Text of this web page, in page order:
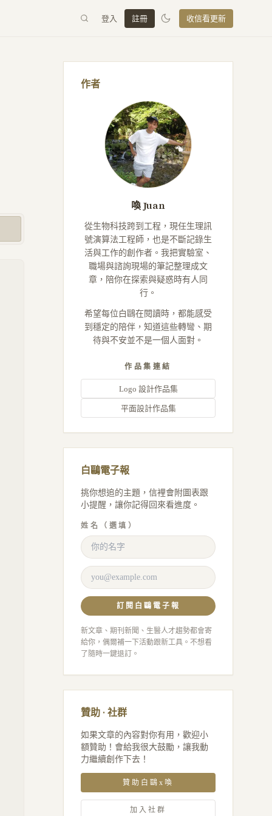
登入 註冊 收信看更新
作者
喚 Juan
從生物科技跨到工程，現任生理訊
號演算法工程師，也是不斷記錄生
活與工作的創作者。我把實驗室、
職場與諮詢現場的筆記整理成文
章，陪你在探索與疑惑時有人同
行。
希望每位白鷗在閱讀時，都能感受
到穩定的陪伴，知道這些轉彎、期
待與不安並不是一個人面對。
作品集連結
Logo 設計作品集
平面設計作品集
白鷗電子報
挑你想追的主題，信裡會附圖表跟
小提醒，讓你記得回來看進度。
姓名（選填）
訂閱白鷗電子報
新文章、期刊新聞、生醫人才趨勢都會寄
給你，偶爾補一下活動跟新工具。不想看
了隨時一鍵退訂。
贊助 · 社群
如果文章的內容對你有用，歡迎小
額贊助！會給我很大鼓勵，讓我動
力繼續創作下去！
贊助白鷗x喚
加入社群